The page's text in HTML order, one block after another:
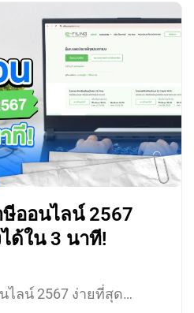
ออนไลน์ 2567
ด้ใน 3 นาที!
ลน์ 2567 ง่ายที่สุด…